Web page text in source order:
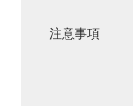
注意事項